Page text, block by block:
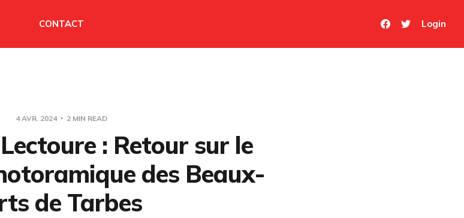
CONTACT Login
4 AVR. 2024 2 MIN READ
: Retour sur le
des Beaux-
de Tarbes